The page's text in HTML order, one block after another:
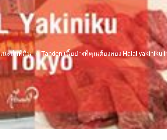
You are here:
แนะนำที่กิน Tanden เนื้อย่างที่คุณต้องลอง Halal yakiniku